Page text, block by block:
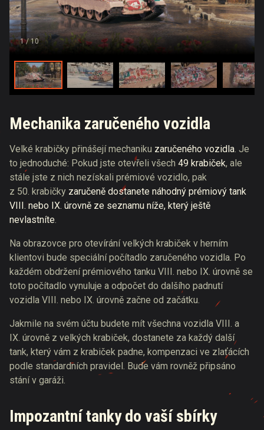
1/ 10
Mechanika zaručeného vozidla
Velké krabičky přinášejí mechaniku zaručeného vozidla. Je
to jednoduché: Pokud jste otevřeli všech 49 krabiček, ale
stále jste z nich nezískali prémiové vozidlo, pak
z 50. krabičky zaručeně dostanete náhodný prémiový tank
VIII. nebo IX. úrovně ze seznamu níže, který ještě
nevlastníte.
Na obrazovce pro otevírání velkých krabiček v herním
klientovi bude speciální počítadlo zaručeného vozidla. Po
každém obdržení prémiového tanku VIII. nebo IX. úrovně se
toto počítadlo vynuluje a odpočet do dalšího padnutí
vozidla VIII. nebo IX. úrovně začne od začátku.
Jakmile na svém účtu budete mít všechna vozidla VIII. a
IX. úrovně z velkých krabiček, dostanete za každý další
tank, který vám z krabiček padne, kompenzaci ve zlaťácích
podle standardních pravidel. Bude vám rovněž připsáno
stání v garáži.
Impozantní tanky do vaší sbírky